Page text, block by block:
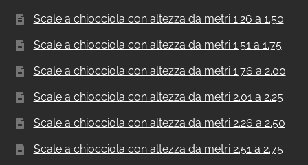
Scale a chiocciola con altezza da metri 1.26 a 1.50
Scale a chiocciola con altezza da metri 1.51 a 1.75
Scale a chiocciola con altezza da metri 1.76 a 2.00
Scale a chiocciola con altezza da metri 2.01 a 2.25
Scale a chiocciola con altezza da metri 2.26 a 2.50
Scale a chiocciola con altezza da metri 2.51 a 2.75